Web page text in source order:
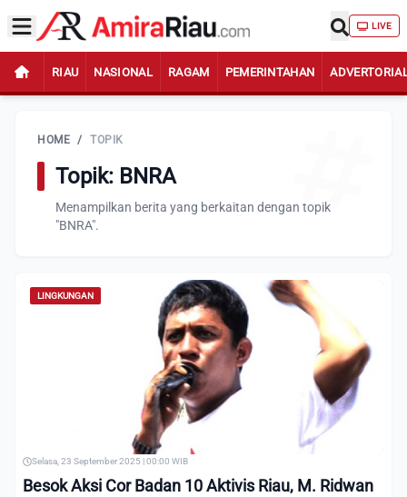
LIVE
RIAU NASIONAL RAGAM PEMERINTAHAN
HOME / TOPIK
Topik: BNRA
Menampilkan berita yang berkaitan dengan topik
"BNRA".
LINGKUNGAN
Selasa, 23 September 2025 | 00:00 WIB
Besok Aksi Cor Badan 10 Aktivis Riau, M. Ridwan